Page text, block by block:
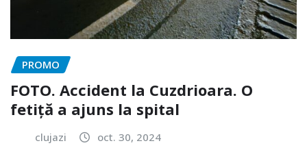
PROMO
FOTO. Accident la Cuzdrioara. O
fetiță a ajuns la spital
clujazi oct. 30, 2024